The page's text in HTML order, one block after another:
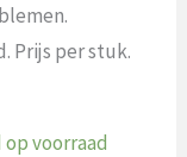
Prijs per stuk.
voorraad